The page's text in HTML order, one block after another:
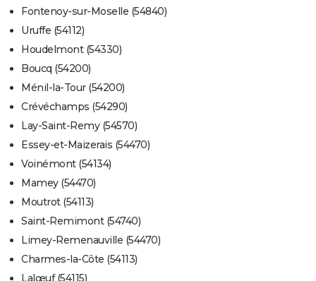
Fontenoy-sur-Moselle (54840)
Uruffe (54112)
Houdelmont (54330)
Boucq (54200)
Ménil-la-Tour (54200)
Crévéchamps (54290)
Lay-Saint-Remy (54570)
Essey-et-Maizerais (54470)
Voinémont (54134)
Mamey (54470)
Moutrot (54113)
Saint-Remimont (54740)
Limey-Remenauville (54470)
Charmes-la-Côte (54113)
Lalœuf (54115)